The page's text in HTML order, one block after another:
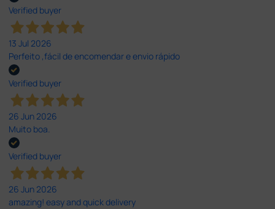
Verified buyer
13 Jul 2026
Perfeito ,fácil de encomendar e envio rápido
Verified buyer
26 Jun 2026
Muito boa.
Verified buyer
26 Jun 2026
amazing! easy and quick delivery